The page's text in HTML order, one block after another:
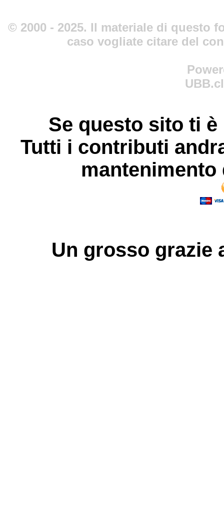
© 2000 - 2025. Il materiale di questo
caso vogliate citare del
Se questo sito ti
Tutti i contributi
Un grosso grazie